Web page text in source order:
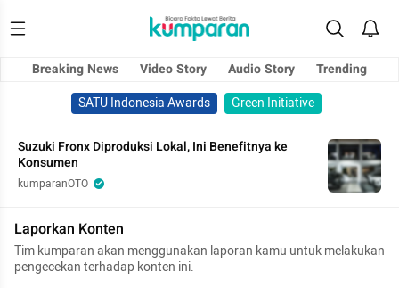
Breaking News Video Story Audio Story
Trending
SATU Indonesia Awards
Green Initiative
Suzuki Fronx Diproduksi Lokal, Ini Benefitnya ke
Konsumen
kumparanOTO
Laporkan Konten
Tim kumparan akan menggunakan laporan kamu untuk melakukan
pengecekan terhadap konten ini.